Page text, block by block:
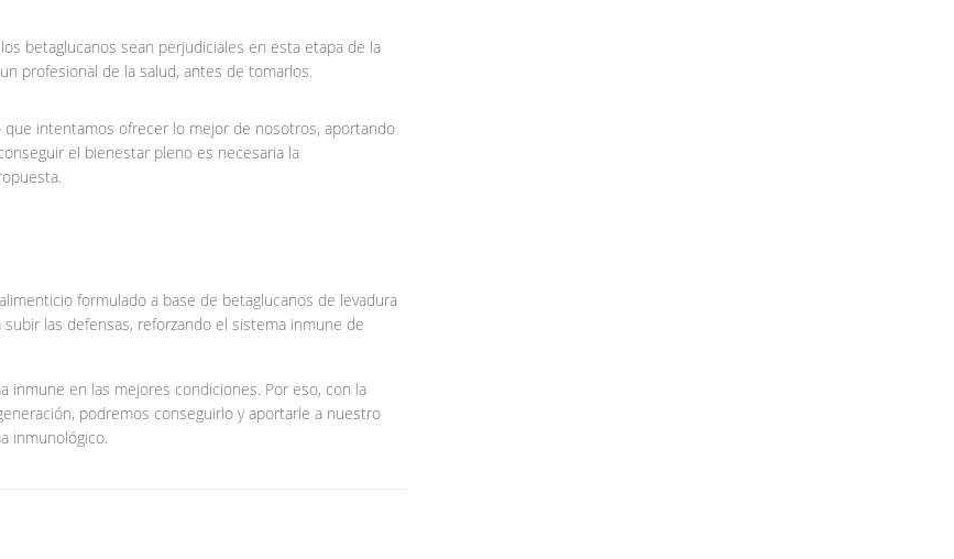
betaglucanos sean perjudiciales en esta etapa de la
profesional de la salud, antes de tomarlos.
intentamos ofrecer lo mejor de nosotros, aportando
el bienestar pleno es necesaria la
formulado a base de betaglucanos de levadura
las defensas, reforzando el sistema inmune de
en las mejores condiciones. Por eso, con la
podremos conseguirlo y aportarle a nuestro
inmunológico.